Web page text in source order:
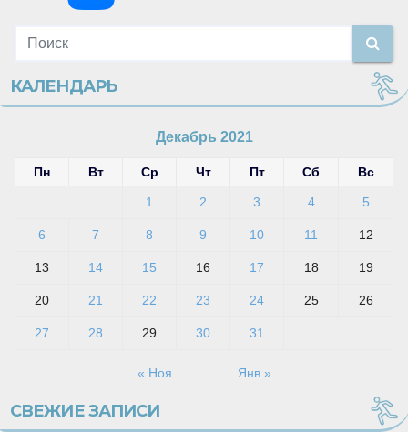
КАЛЕНДАРЬ
Декабрь 2021
Пн Вт Ср Чт Пт Сб Вс
1 2 3 4 5
6 7 8 9 10 11 12
13 14 15 16 17 18 19
20 21 22 23 24 25 26
27 28 29 30 31
« Ноя Янв »
СВЕЖИЕ ЗАПИСИ